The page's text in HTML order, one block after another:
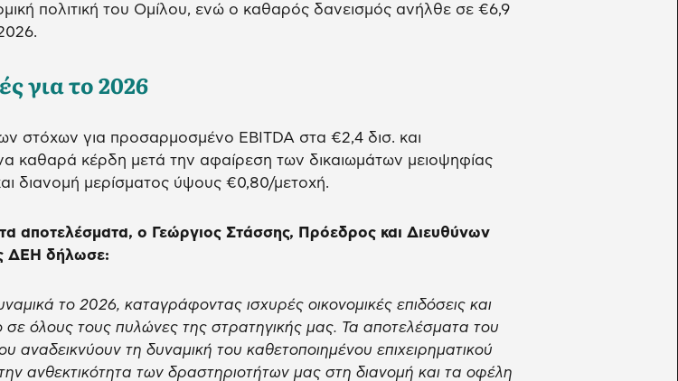
πολιτική του Ομίλου, ενώ ο καθαρός δανεισμός ανήλθε σε €6,9
για το 2026
στόχων για προσαρμοσμένο EBITDA στα €2,4 δισ. και
καθαρά κέρδη μετά την αφαίρεση των δικαιωμάτων μειοψηφίας
διανομή μερίσματος ύψους €0,80/μετοχή.
αποτελέσματα, ο Γεώργιος Στάσσης, Πρόεδρος και Διευθύνων
ΔΕΗ δήλωσε:
το 2026, καταγράφοντας ισχυρές οικονομικές επιδόσεις και
όλους τους πυλώνες της στρατηγικής μας. Τα αποτελέσματα του
αναδεικνύουν τη δυναμική του καθετοποιημένου επιχειρηματικού
ανθεκτικότητα των δραστηριοτήτων μας στη διανομή και τα οφέλη